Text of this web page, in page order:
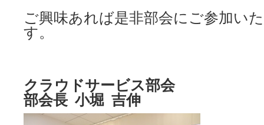
ご興味あれば是非部会にご参加い
す。
クラウドサービス部会
部会長 小堀 吉伸